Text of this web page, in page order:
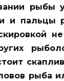
рыбы
и пальцы
рыба